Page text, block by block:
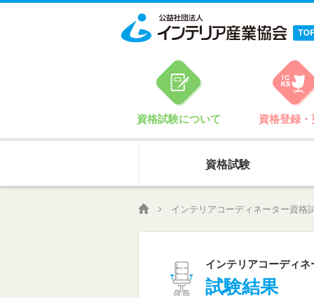
資格試験について 資格登録・
資格試験
インテリアコーディネーター資格
インテリアコーディ
試験結果